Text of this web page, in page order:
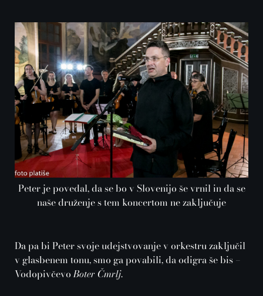
Peter je povedal, da se bo v Slovenijo še vrnil in da se
naše druženje s tem koncertom ne zaključuje
Da pa bi Peter svoje udejstvovanje v orkestru zaključil
v glasbenem tonu, smo ga povabili, da odigra še bis –
VodopivčevoBoter Čmrlj.